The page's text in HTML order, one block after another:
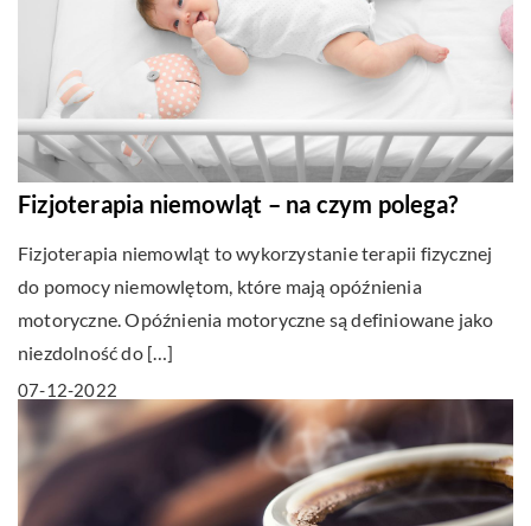
Fizjoterapia niemowląt – na czym polega?
Fizjoterapia niemowląt to wykorzystanie terapii fizycznej
do pomocy niemowlętom, które mają opóźnienia
motoryczne. Opóźnienia motoryczne są definiowane jako
niezdolność do […]
07-12-2022